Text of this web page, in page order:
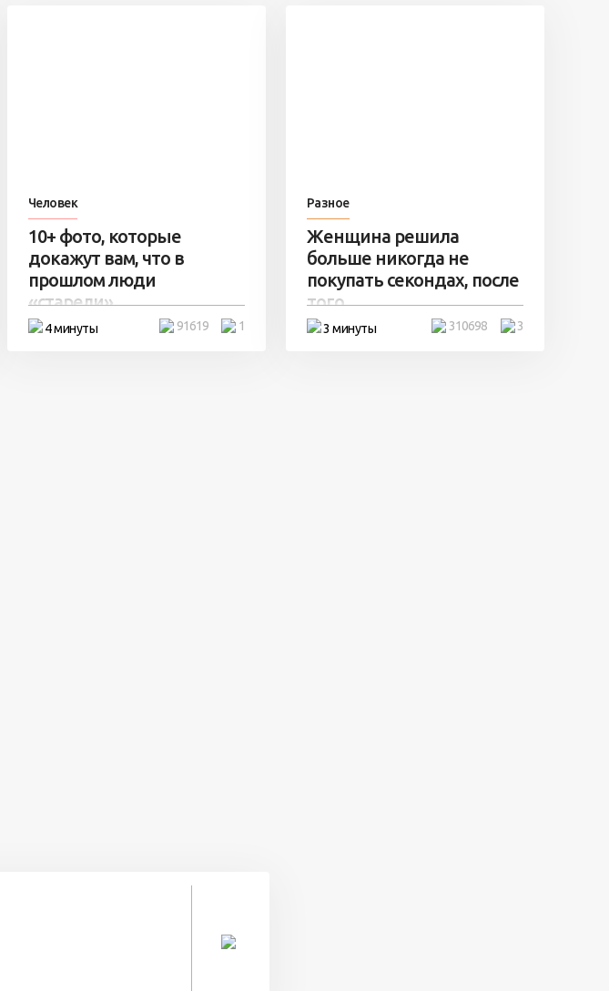
Человек
10+ фото, которые
докажут вам, что в
прошлом люди
«старели» ...
4 минуты 1
91619
Разное
Женщина решила
больше никогда не
покупать секондах, после
того ...
3 минуты 3
310698